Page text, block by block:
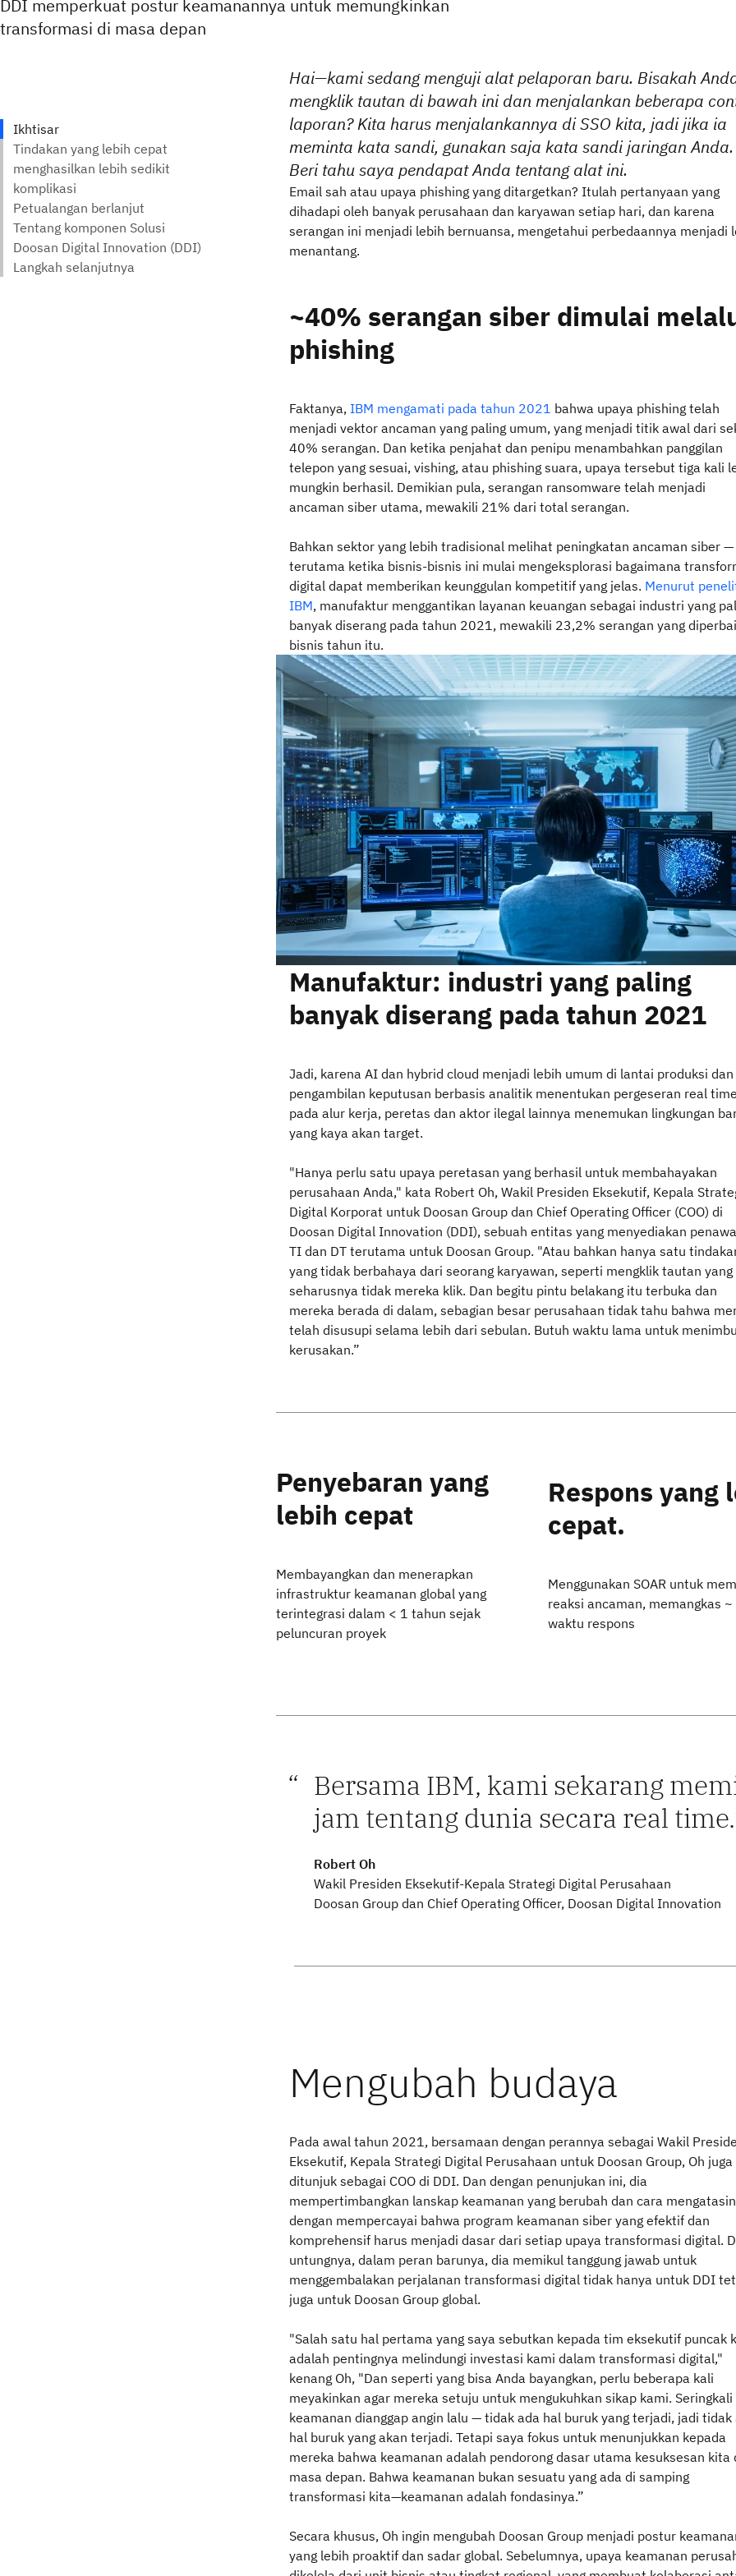
DDI memperkuat postur keamanannya untuk memungkinkan
transformasi di masa depan
Hai—kami sedang menguji alat pelaporan baru. Bisakah
mengklik tautan di bawah ini dan menjalankan beberapa
laporan? Kita harus menjalankannya di SSO kita, jadi jika ia
meminta kata sandi, gunakan saja kata sandi jaringan Anda.
Beri tahu saya pendapat Anda tentang alat ini.
Email sah atau upaya phishing yang ditargetkan? Itulah pertanyaan yang
dihadapi oleh banyak perusahaan dan karyawan setiap hari, dan karena
serangan ini menjadi lebih bernuansa, mengetahui perbedaannya menjadi
menantang.
~40% serangan siber dimulai
phishing
Faktanya, IBM mengamati pada tahun 2021 bahwa upaya phishing telah
menjadi vektor ancaman yang paling umum, yang menjadi titik awal dari
40% serangan. Dan ketika penjahat dan penipu menambahkan panggilan
telepon yang sesuai, vishing, atau phishing suara, upaya tersebut tiga kali
mungkin berhasil. Demikian pula, serangan ransomware telah menjadi
ancaman siber utama, mewakili 21% dari total serangan.
Bahkan sektor yang lebih tradisional melihat peningkatan ancaman siber —
terutama ketika bisnis-bisnis ini mulai mengeksplorasi bagaimana
digital dapat memberikan keunggulan kompetitif yang jelas. Menurut
IBM, manufaktur menggantikan layanan keuangan sebagai industri yang
banyak diserang pada tahun 2021, mewakili 23,2% serangan yang
bisnis tahun itu.
Manufaktur: industri yang paling
banyak diserang pada tahun 2021
Jadi, karena AI dan hybrid cloud menjadi lebih umum di lantai produksi dan
pengambilan keputusan berbasis analitik menentukan pergeseran real
pada alur kerja, peretas dan aktor ilegal lainnya menemukan lingkungan
yang kaya akan target.
"Hanya perlu satu upaya peretasan yang berhasil untuk membahayakan
perusahaan Anda," kata Robert Oh, Wakil Presiden Eksekutif, Kepala
Digital Korporat untuk Doosan Group dan Chief Operating Officer (COO) di
Doosan Digital Innovation (DDI), sebuah entitas yang menyediakan
TI dan DT terutama untuk Doosan Group. "Atau bahkan hanya satu
yang tidak berbahaya dari seorang karyawan, seperti mengklik tautan yang
seharusnya tidak mereka klik. Dan begitu pintu belakang itu terbuka dan
mereka berada di dalam, sebagian besar perusahaan tidak tahu bahwa
telah disusupi selama lebih dari sebulan. Butuh waktu lama untuk
kerusakan.”
Penyebaran yang
lebih cepat
Membayangkan dan menerapkan
infrastruktur keamanan global yang
terintegrasi dalam < 1 tahun sejak
peluncuran proyek
Respons yang
cepat.
Menggunakan SOAR untuk
reaksi ancaman, memangkas
waktu respons
Bersama IBM, kami sekarang
jam tentang dunia secara real
Robert Oh
Wakil Presiden Eksekutif-Kepala Strategi Digital Perusahaan
Doosan Group dan Chief Operating Officer, Doosan Digital Innovation
Pada awal tahun 2021, bersamaan dengan perannya sebagai Wakil
Eksekutif, Kepala Strategi Digital Perusahaan untuk Doosan Group, Oh juga
ditunjuk sebagai COO di DDI. Dan dengan penunjukan ini, dia
mempertimbangkan lanskap keamanan yang berubah dan cara
dengan mempercayai bahwa program keamanan siber yang efektif dan
komprehensif harus menjadi dasar dari setiap upaya transformasi digital.
untungnya, dalam peran barunya, dia memikul tanggung jawab untuk
menggembalakan perjalanan transformasi digital tidak hanya untuk DDI
juga untuk Doosan Group global.
"Salah satu hal pertama yang saya sebutkan kepada tim eksekutif puncak
adalah pentingnya melindungi investasi kami dalam transformasi digital,"
kenang Oh, "Dan seperti yang bisa Anda bayangkan, perlu beberapa kali
meyakinkan agar mereka setuju untuk mengukuhkan sikap kami. Seringkali
keamanan dianggap angin lalu — tidak ada hal buruk yang terjadi, jadi tidak
hal buruk yang akan terjadi. Tetapi saya fokus untuk menunjukkan kepada
mereka bahwa keamanan adalah pendorong dasar utama kesuksesan kita
masa depan. Bahwa keamanan bukan sesuatu yang ada di samping
transformasi kita—keamanan adalah fondasinya.”
Secara khusus, Oh ingin mengubah Doosan Group menjadi postur
yang lebih proaktif dan sadar global. Sebelumnya, upaya keamanan